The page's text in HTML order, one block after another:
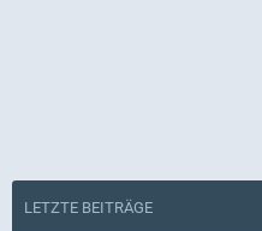
LETZTE BEITRÄGE